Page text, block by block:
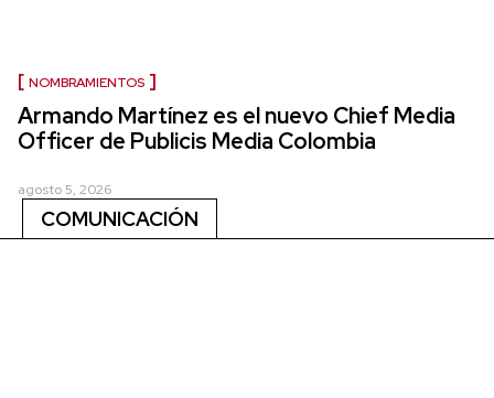
NOMBRAMIENTOS
Armando Martínez es el nuevo Chief Media
Officer de Publicis Media Colombia
agosto 5, 2026
COMUNICACIÓN